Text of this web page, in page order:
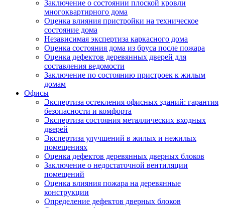
Заключение о состоянии плоской кровли
многоквартирного дома
Оценка влияния пристройки на техническое
состояние дома
Независимая экспертиза каркасного дома
Оценка состояния дома из бруса после пожара
Оценка дефектов деревянных дверей для
составления ведомости
Заключение по состоянию пристроек к жилым
домам
Офисы
Экспертиза остекления офисных зданий: гарантия
безопасности и комфорта
Экспертиза состояния металлических входных
дверей
Экспертиза улучшений в жилых и нежилых
помещениях
Оценка дефектов деревянных дверных блоков
Заключение о недостаточной вентиляции
помещений
Оценка влияния пожара на деревянные
конструкции
Определение дефектов дверных блоков